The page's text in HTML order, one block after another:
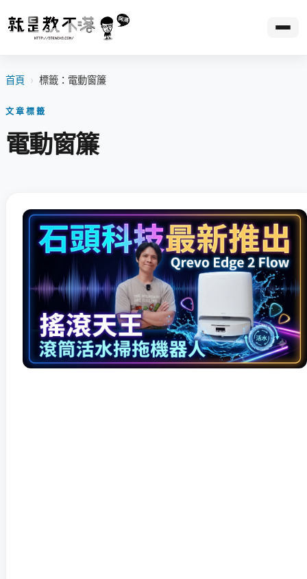
首頁 › 標籤：電動窗簾
文章標籤
電動窗簾